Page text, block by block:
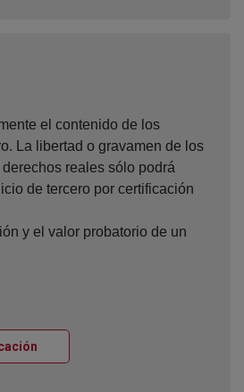
el contenido de los
La libertad o gravamen de los
reales sólo podrá
de tercero por certificación
y el valor probatorio de un